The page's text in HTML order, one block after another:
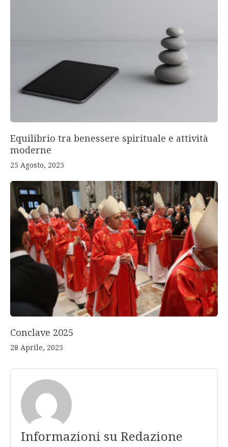
Equilibrio tra benessere spirituale e attività
moderne
25 Agosto, 2025
Conclave 2025
28 Aprile, 2025
Informazioni su Redazione